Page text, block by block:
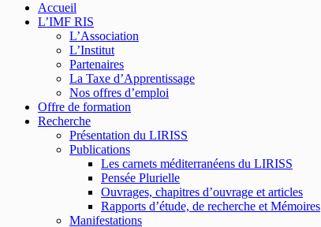
Accueil
L’IMF RIS
L’Association
L’Institut
Partenaires
La Taxe d’Apprentissage
Nos offres d’emploi
Offre de formation
Recherche
Présentation du LIRISS
Publications
Les carnets méditerranéens du LIRISS
Pensée Plurielle
Ouvrages, chapitres d’ouvrage et articles
Rapports d’étude, de recherche et Mémoires
Manifestations